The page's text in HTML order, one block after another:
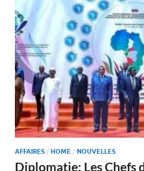
AFFAIRES / HOME / NOUVELLES
Diplomatie: Les Chefs